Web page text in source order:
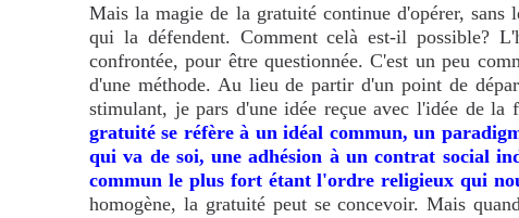
Mais la magie de la gratuité continue d'opérer,
qui la défendent. Comment celà est-il possible?
confrontée, pour être questionnée. C'est un peu
d'une méthode. Au lieu de partir d'un point de
stimulant, je pars d'une idée reçue avec l'idée de
gratuité se réfère à un idéal commun, un
qui va de soi, une adhésion à un contrat social
commun le plus fort étant l'ordre religieux qui
homogène, la gratuité peut se concevoir. Mais